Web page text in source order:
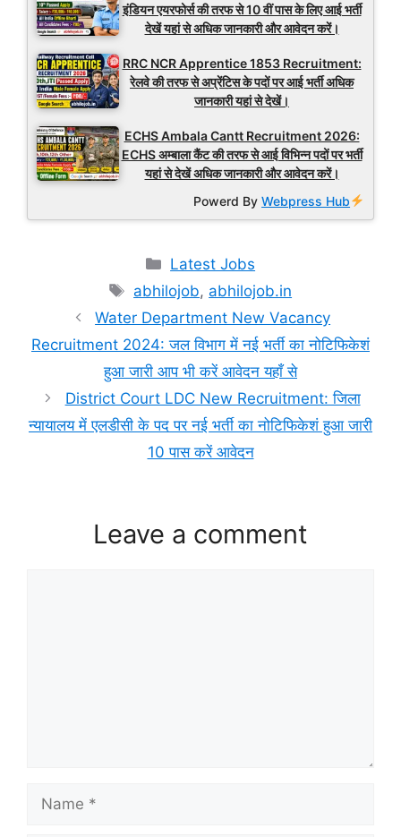
इंडियन एयरफोर्स की तरफ से 10 वीं पास के लिए आई भर्ती
देखें यहां से अधिक जानकारी और आवेदन करें।
RRC NCR Apprentice 1853 Recruitment:
रेलवे की तरफ से अप्रेंटिस के पदों पर आई भर्ती अधिक
जानकारी यहां से देखें।
ECHS Ambala Cantt Recruitment 2026:
ECHS अम्बाला कैंट की तरफ से आई विभिन्न पदों पर भर्ती
यहां से देखें अधिक जानकारी और आवेदन करें।
Powerd ByWebpress Hub
Categories
Latest Jobs
Tags
abhilojob, abhilojob.in
Water Department New Vacancy
Recruitment 2024: जल विभाग में नई भर्ती का नोटिफिकेशं
हुआ जारी आप भी करें आवेदन यहाँ से
District Court LDC New Recruitment: जिला
न्यायालय में एलडीसी के पद पर नई भर्ती का नोटिफिकेशं हुआ जारी
10 पास करें आवेदन
Leave a comment